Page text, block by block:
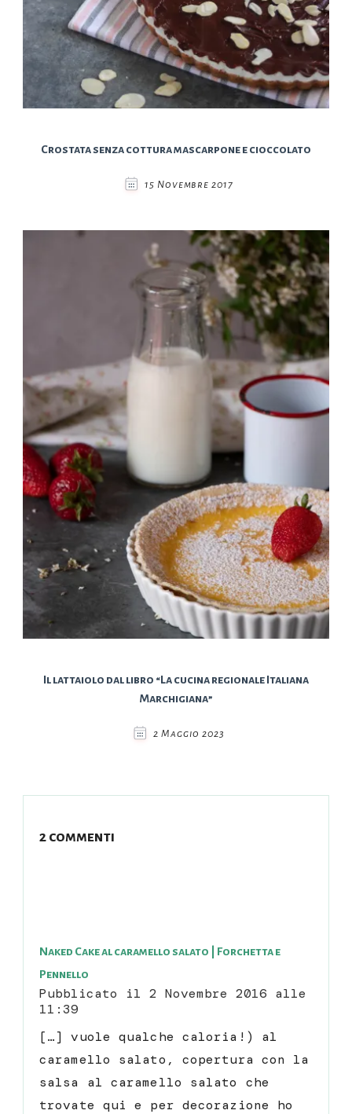
Crostata senza cottura mascarpone e cioccolato
15 Novembre 2017
Il lattaiolo dal libro “La cucina regionale Italiana
Marchigiana”
2 Maggio 2023
2 commenti
Naked Cake al caramello salato | Forchetta e
Pennello
Pubblicato il 2 Novembre 2016 alle
11:39
[…] vuole qualche caloria!) al
caramello salato, copertura con la
salsa al caramello salato che
trovate qui e per decorazione ho